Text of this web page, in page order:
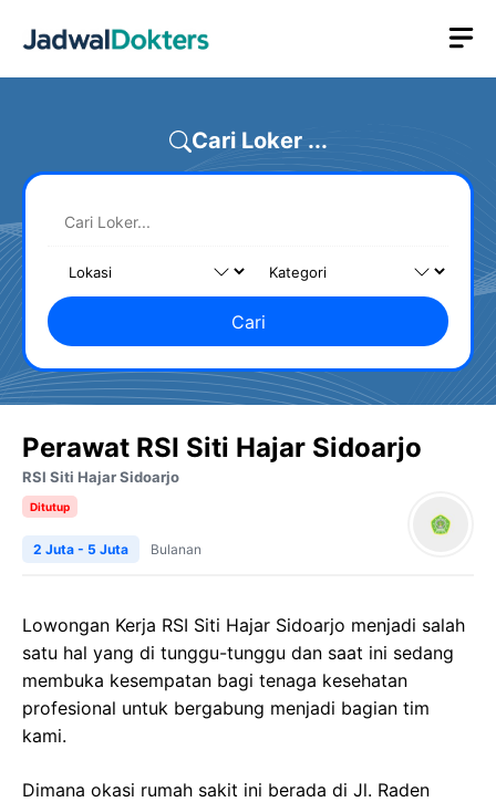
Cari Loker ...
Cari
Perawat RSI Siti Hajar Sidoarjo
RSI Siti Hajar Sidoarjo
Ditutup
2 Juta - 5 Juta Bulanan
Lowongan Kerja RSI Siti Hajar Sidoarjo menjadi salah
satu hal yang di tunggu-tunggu dan saat ini sedang
membuka kesempatan bagi tenaga kesehatan
profesional untuk bergabung menjadi bagian tim
kami.
Dimana okasi rumah sakit ini berada di Jl. Raden